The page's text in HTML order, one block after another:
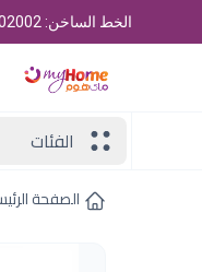
الخط الساخن: 01060002002
الفئات
الصفحة